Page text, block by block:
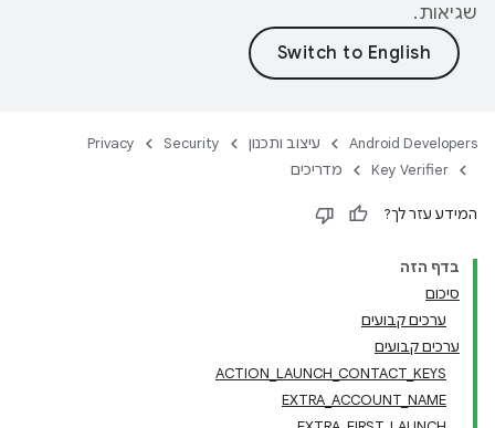
שגיאות.
Android Developers עיצוב ותכנון Security
Privacy
Key Verifier
מדריכים
המידע עזר לך?
בדף הזה
סיכום
ערכים קבועים
ערכים קבועים
ACTION_LAUNCH_CONTACT_KEYS
EXTRA_ACCOUNT_NAME